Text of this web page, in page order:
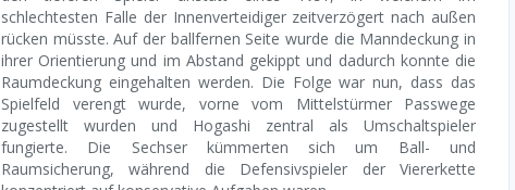
schlechtesten Falle der Innenverteidiger zeitverzögert nach außen
rücken müsste. Auf der ballfernen Seite wurde die Manndeckung in
ihrer Orientierung und im Abstand gekippt und dadurch konnte die
Raumdeckung eingehalten werden. Die Folge war nun, dass das
Spielfeld verengt wurde, vorne vom Mittelstürmer Passwege
zugestellt wurden und Hogashi zentral als Umschaltspieler
fungierte. Die Sechser kümmerten sich um Ball- und
Raumsicherung, während die Defensivspieler der Viererkette